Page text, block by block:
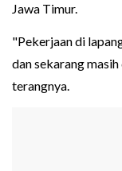
Jawa Timur.
"Pekerjaan di
dan sekarang
terangnya.